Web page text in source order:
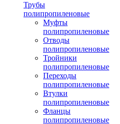
Трубы
полипропиленовые
Муфты
полипропиленовые
Отводы
полипропиленовые
Тройники
полипропиленовые
Переходы
полипропиленовые
Втулки
полипропиленовые
Фланцы
полипропиленовые